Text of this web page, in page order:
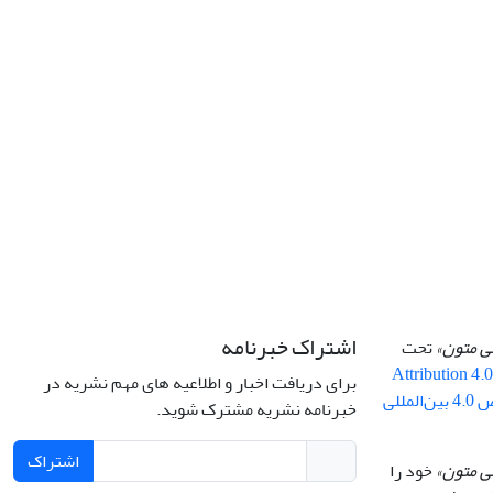
متون»تحت
Attribution
By 4.0 ) ( مجوز کریتیو کامنز تخصیص 4.0 بین‌المللی
متون»خود را
اشتراک خبرنامه
برای دریافت اخبار و اطلاعیه های مهم نشریه در
خبرنامه نشریه مشترک شوید.
اشتراک